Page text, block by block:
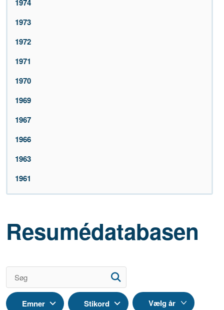
1974
1973
1972
1971
1970
1969
1967
1966
1963
1961
Resumédatabasen
Emner Stikord